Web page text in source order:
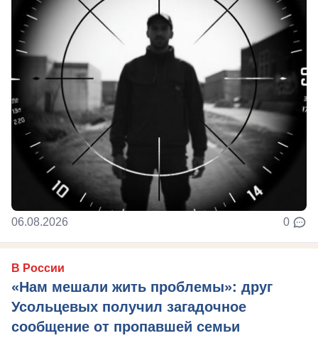
06.08.2026 0
В России
«Нам мешали жить проблемы»: друг
Усольцевых получил загадочное
сообщение от пропавшей семьи